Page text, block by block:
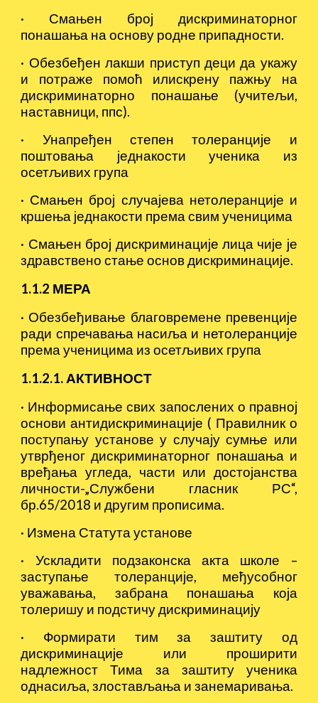
· Смањен број дискриминаторног
понашања на основу родне припадности.
· Обезбеђен лакши приступ деци да укажу
и потраже помоћ илискрену пажњу на
дискриминаторно понашање (учитељи,
наставници, ппс).
· Унапређен степен толеранције и
поштовања једнакости ученика из
осетљивих група
· Смањен број случајева нетолеранције и
кршења једнакости према свим ученицима
· Смањен број дискриминације лица чије је
здравствено стање основ дискриминације.
1.1.2 МЕРА
· Обезбеђивање благовремене превенције
ради спречавања насиља и нетолеранције
према ученицима из осетљивих група
1.1.2.1. АКТИВНОСТ
· Информисање свих запослених о правној
основи антидискриминације ( Правилник о
поступању установе у случају сумње или
утврђеног дискриминаторног понашања и
вређања угледа, части или достојанства
личности-„Службени гласник РС“,
бр.65/2018 и другим прописима.
· Измена Статута установе
· Ускладити подзаконска акта школе –
заступање толеранције, међусобног
уважавања, забрана понашања која
толеришу и подстичу дискриминацију
· Формирати тим за заштиту од
дискриминације или проширити
надлежност Тима за заштиту ученика
однасиља, злостављања и занемаривања.